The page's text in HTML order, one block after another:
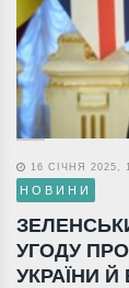
16 СІЧНЯ 2025,
НОВИНИ
УГОДУ
УКРАЇНИ Й